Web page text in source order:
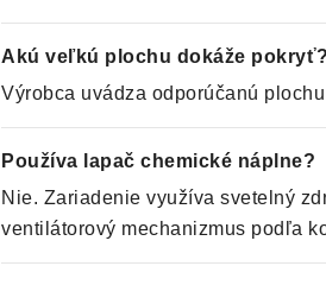
Akú veľkú plochu dokáže pokryť?
Výrobca uvádza odporúčanú plochu
Používa lapač chemické náplne?
Nie. Zariadenie využíva svetelný
ventilátorový mechanizmus podľa